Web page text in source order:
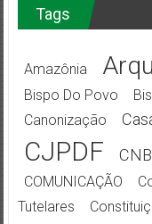
Tags
Amazônia
Bispo Do Povo
Canonização
CJPDF
COMUNICAÇÃO
Tutelares